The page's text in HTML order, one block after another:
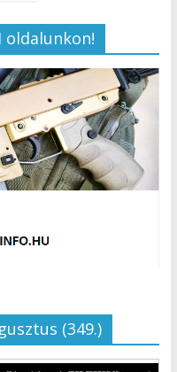
oldalunkon!
(349.)